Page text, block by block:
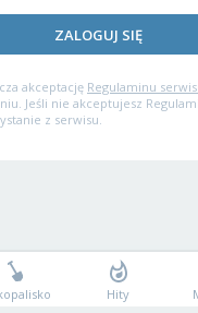
ZALOGUJ SIĘ
akceptację Regulaminu
Jeśli nie akceptujesz
z serwisu.
Hity